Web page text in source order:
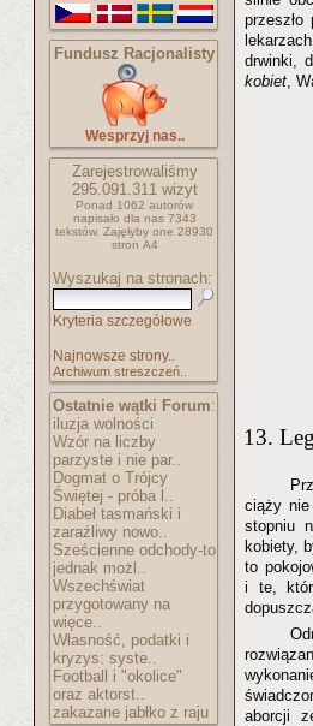
Fundusz Racjonalisty
Wesprzyj nas..
Zarejestrowaliśmy
295.091.311wizyt
Ponad 1062 autorów
napisało dla nas 7343
tekstów. Zajęłyby one 28930
stron A4
Wyszukaj na stronach:
Kryteria szczegółowe
Najnowsze strony..
Archiwum streszczeń..
Ostatnie wątki Forum:
iluzja wolności
Wzór na liczby
parzyste i nie par..
Dogmat o Trójcy
Świętej - próba l..
Diabeł tasmański i
zaraźliwy nowo..
Sześcienne odchody-to
jednak możl..
Wszechświat
przygotowany na
więce..
Własność, podatki i
kryzys: syste..
Football i "okolice"
oraz aktorst..
zakazane jabłko z raju
drwinki,
kobiet,
13.
ciąży
stopniu
kobiety,
to
i te,
aborcji